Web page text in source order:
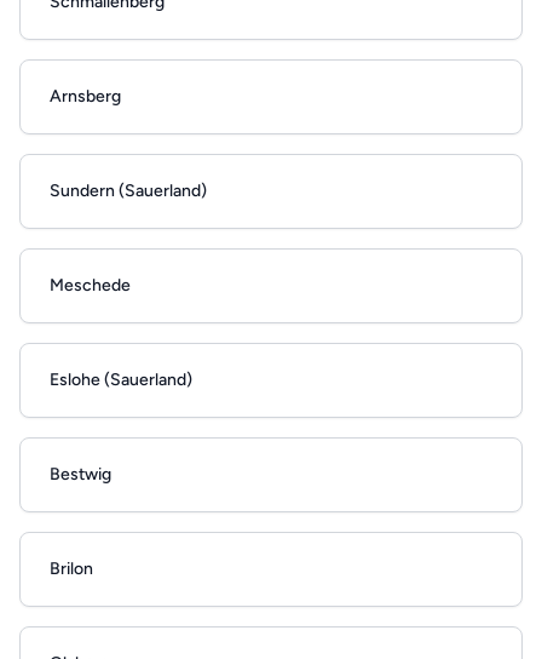
Arnsberg
Sundern (Sauerland)
Meschede
Eslohe (Sauerland)
Bestwig
Brilon